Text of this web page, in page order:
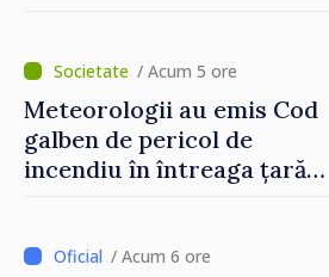
/ Acum 5 ore
Meteorologii au emis Cod
galben de pericol de
incendiu în întreaga țară
/ Acum 6 ore